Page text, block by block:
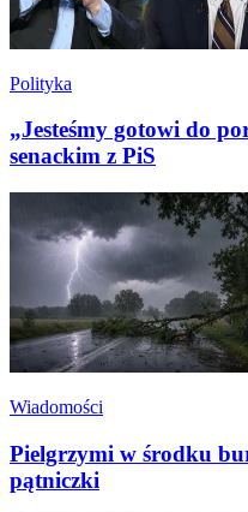
Polityka
„Jesteśmy gotowi do
senackim z PiS
Wiadomości
Pielgrzymi w środku
pątniczki